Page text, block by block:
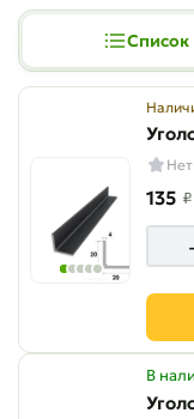
Список
135 ₽
В